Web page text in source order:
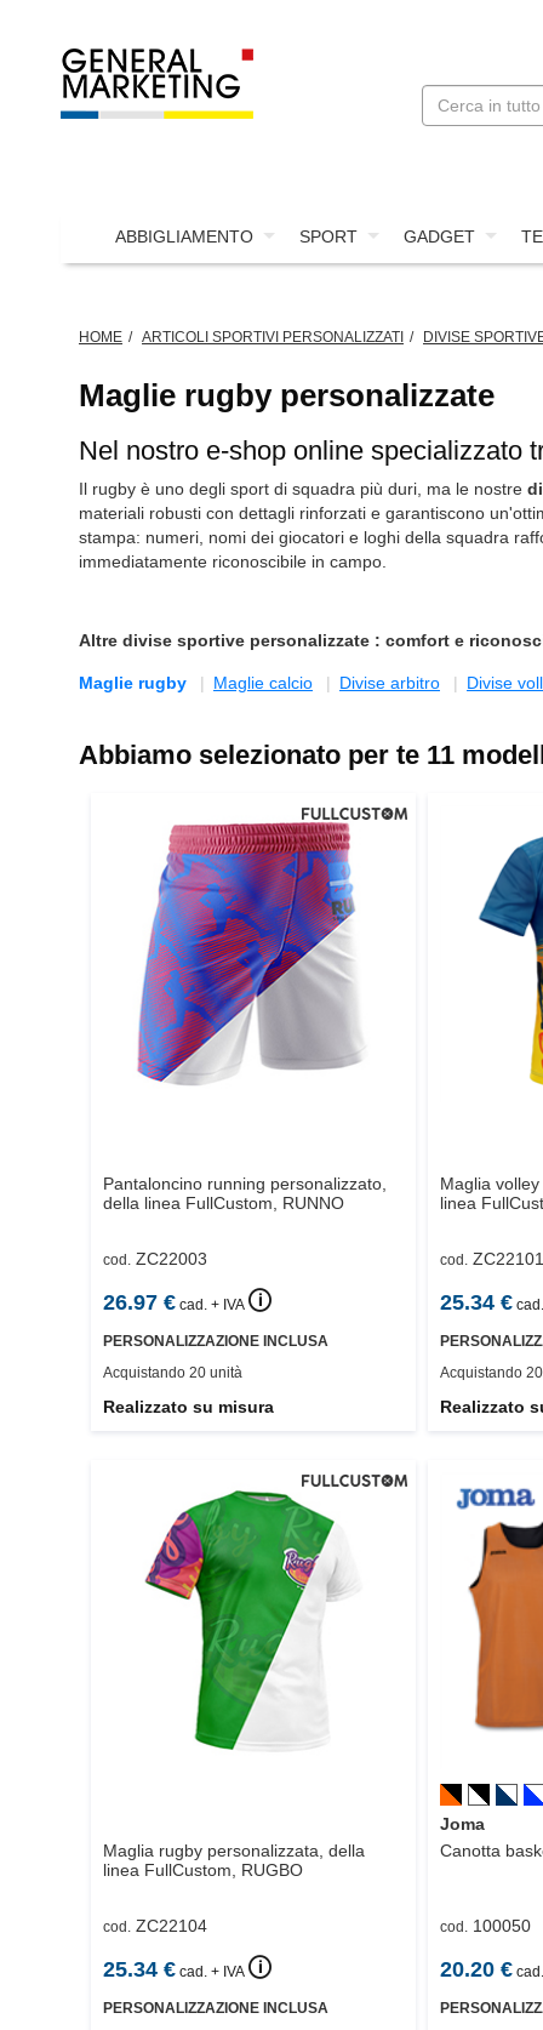
ABBIGLIAMENTO SPORT GADGET
HOME ARTICOLI SPORTIVI PERSONALIZZATI DIVISE
Maglie rugby personalizzate
Nel nostro e-shop online specializzato
Il rugby è uno degli sport di squadra più duri, ma le nostre
materiali robusti con dettagli rinforzati e garantiscono
stampa: numeri, nomi dei giocatori e loghi della squadra
immediatamente riconoscibile in campo.
Altre divise sportive personalizzate : comfort e
Maglie rugby Maglie calcio Divise arbitro Divise
Abbiamo selezionato per te 11
Pantaloncino running personalizzato,
della linea FullCustom,
RUNNO
cod. ZC22003
26.97 € cad. + IVA 🛈
PERSONALIZZAZIONE INCLUSA
Acquistando 20 unità
Realizzato su misura
Maglia
linea
cod. ZC22101
25.34€
Acquistando
Realizzato
Maglia rugby personalizzata, della
linea FullCustom,
RUGBO
cod. ZC22104
25.34 € cad. + IVA 🛈
PERSONALIZZAZIONE INCLUSA
Joma
Canotta
cod. 100050
20.20€